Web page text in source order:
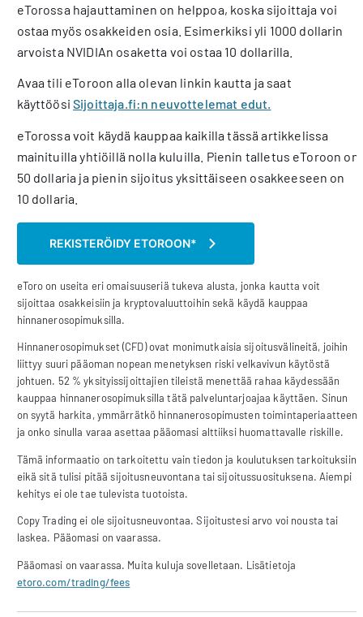
eTorossa hajauttaminen on helppoa, koska sijoittaja voi
ostaa myös osakkeiden osia. Esimerkiksi yli 1000 dollarin
arvoista NVIDIAn osaketta voi ostaa 10 dollarilla.
Avaa tili eToroon alla olevan linkin kautta ja saat
käyttöösiSijoittaja.fi:n neuvottelemat edut.
eTorossa voit käydä kauppaa kaikilla tässä artikkelissa
mainituilla yhtiöillä nolla kuluilla. Pienin talletus eToroon on
50 dollaria ja pienin sijoitus yksittäiseen osakkeeseen on
10 dollaria.
REKISTERÖIDY ETOROON*
eToro on useita eri omaisuuseriä tukeva alusta, jonka kautta voit
sijoittaa osakkeisiin ja kryptovaluuttoihin sekä käydä kauppaa
hinnanerosopimuksilla.
Hinnanerosopimukset (CFD) ovat monimutkaisia sijoitusvälineitä, joihin
liittyy suuri pääoman nopean menetyksen riski velkavivun käytöstä
johtuen. 52 % yksityissijoittajien tileistä menettää rahaa käydessään
kauppaa hinnanerosopimuksilla tätä palveluntarjoajaa käyttäen. Sinun
on syytä harkita, ymmärrätkö hinnanerosopimusten toimintaperiaatteen
ja onko sinulla varaa asettaa pääomasi alttiiksi huomattavalle riskille.
Tämä informaatio on tarkoitettu vain tiedon ja koulutuksen tarkoituksiin
eikä sitä tulisi pitää sijoitusneuvontana tai sijoitussuosituksena. Aiempi
kehitys ei ole tae tulevista tuotoista.
Copy Trading ei ole sijoitusneuvontaa. Sijoitustesi arvo voi nousta tai
laskea. Pääomasi on vaarassa.
Pääomasi on vaarassa. Muita kuluja sovelletaan. Lisätietoja
etoro.com/trading/fees